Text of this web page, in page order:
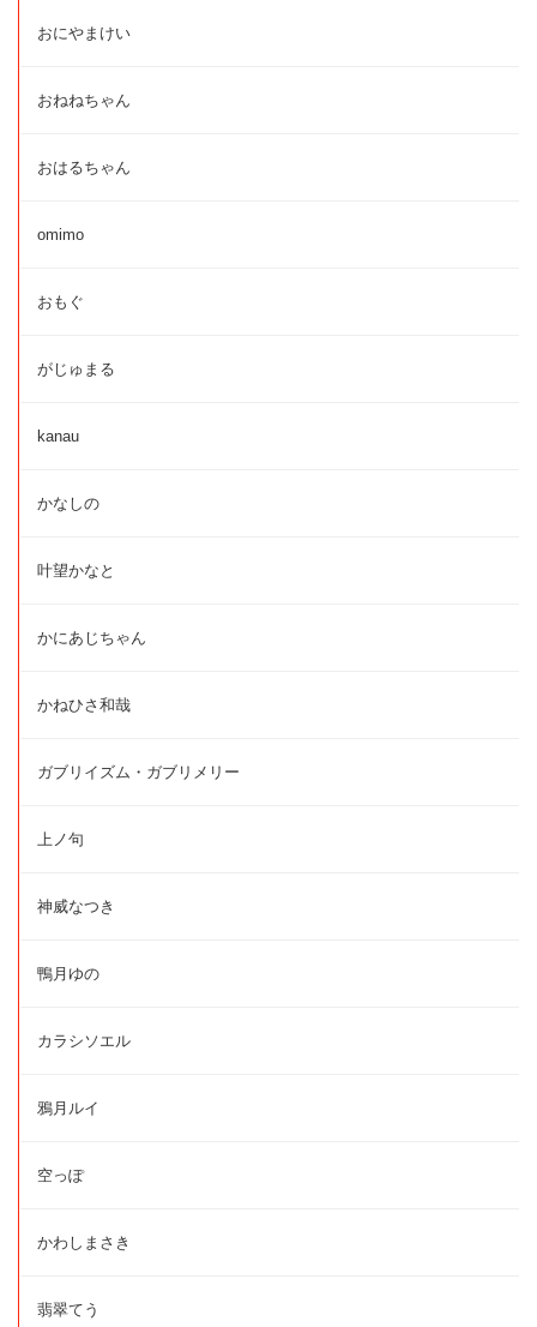
おにやまけい
おねねちゃん
おはるちゃん
omimo
おもぐ
がじゅまる
kanau
かなしの
叶望かなと
かにあじちゃん
かねひさ和哉
ガブリイズム・ガブリメリー
上ノ句
神威なつき
鴨月ゆの
カラシソエル
鴉月ルイ
空っぽ
かわしまさき
翡翠てう